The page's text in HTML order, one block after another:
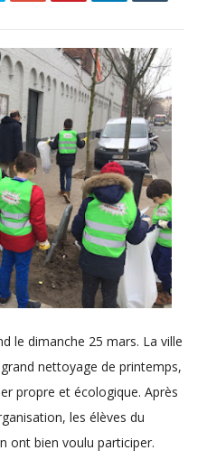
le dimanche 25 mars. La ville
nettoyage de printemps,
propre et écologique. Après
les élèves du
ont bien voulu participer.